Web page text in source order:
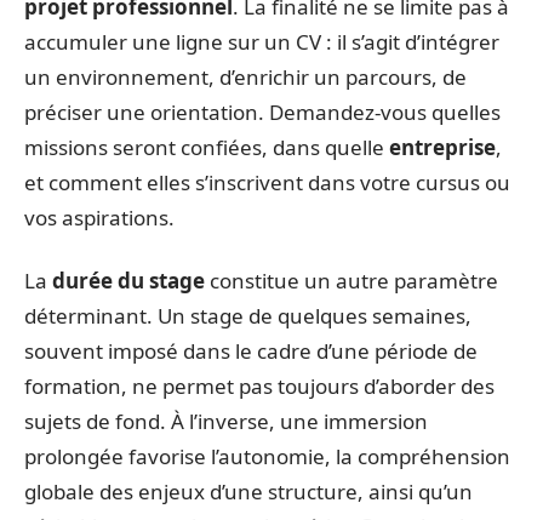
projet professionnel . La finalité ne se limite pas à
accumuler une ligne sur un CV : il s’agit d’intégrer
un environnement, d’enrichir un parcours, de
préciser une orientation. Demandez-vous quelles
missions seront confiées, dans quelle entreprise,
et comment elles s’inscrivent dans votre cursus ou
vos aspirations.
La durée du stage constitue un autre paramètre
déterminant. Un stage de quelques semaines,
souvent imposé dans le cadre d’une période de
formation, ne permet pas toujours d’aborder des
sujets de fond. À l’inverse, une immersion
prolongée favorise l’autonomie, la compréhension
globale des enjeux d’une structure, ainsi qu’un